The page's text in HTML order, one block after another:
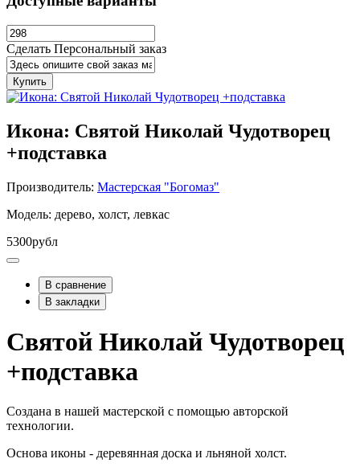
Сделать Персональный заказ
Купить
Икона: Святой Николай Чудотворец
+подставка
Производитель: Мастерская "Богомаз"
Модель: дерево, холст, левкас
5300рубл
В сравнение
В закладки
Святой Николай Чудотворец
+подставка
Создана в нашей мастерской с помощью авторской
технологии.
Основа иконы - деревянная доска и льняной холст.